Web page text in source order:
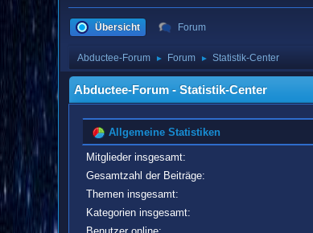
Übersicht Forum
Abductee-Forum ► Forum ► Statistik-Center
Abductee-Forum - Statistik-Center
Allgemeine Statistiken
Mitglieder insgesamt:
Gesamtzahl der Beiträge:
Themen insgesamt:
Kategorien insgesamt: